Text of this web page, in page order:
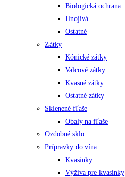
Biologická ochrana
Hnojivá
Ostatné
Zátky
Kónické zátky
Valcové zátky
Kvasné zátky
Ostatné zátky
Sklenené fľaše
Obaly na fľaše
Ozdobné sklo
Prípravky do vína
Kvasinky
Výživa pre kvasinky